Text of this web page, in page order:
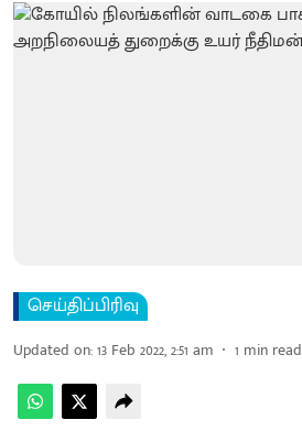
செய்திப்பிரிவு
Updated on:13 Feb 2022, 2:51 am 1 min read